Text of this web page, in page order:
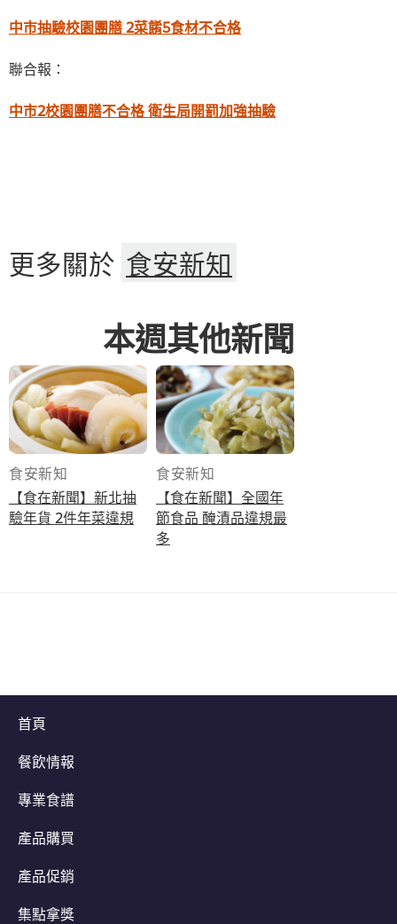
中市抽驗校園團膳 2菜餚5食材不合格
聯合報：
中市2校園團膳不合格 衛生局開罰加強抽驗
更多關於 食安新知
本週其他新聞
食安新知
【食在新聞】新北抽
驗年貨 2件年菜違規
食安新知
【食在新聞】全國年
節食品 醃漬品違規最
多
首頁
餐飲情報
專業食譜
產品購買
產品促銷
集點拿獎